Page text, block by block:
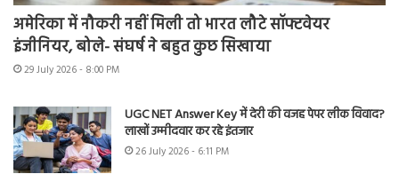
अमेरिका में नौकरी नहीं मिली तो भारत लौटे सॉफ्टवेयर
इंजीनियर, बोले- संघर्ष ने बहुत कुछ सिखाया
29 July 2026 - 8:00 PM
UGC NET Answer Key में देरी की वजह पेपर लीक विवाद?
लाखों उम्मीदवार कर रहे इंतजार
26 July 2026 - 6:11 PM